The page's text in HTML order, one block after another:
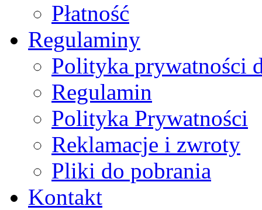
Płatność
Regulaminy
Polityka prywatności
Regulamin
Polityka Prywatności
Reklamacje i zwroty
Pliki do pobrania
Kontakt